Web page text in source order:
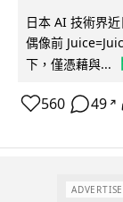
日本 AI 技術界
偶像前
下，僅憑藉與...
560 49 ↗